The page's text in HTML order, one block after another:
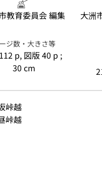
教育委員会 編集 大洲
ジ数・大きさ等
p, 図版 40 p ;
30 cm
峠越
峠越